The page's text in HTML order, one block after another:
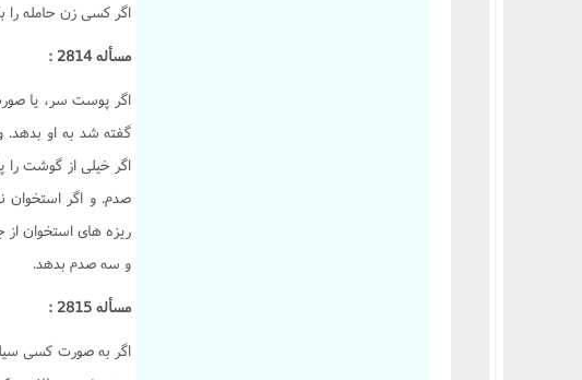
اگر کسى زن حامله را
مسأله 2814 :
گفته شد به او بدهد.
اگر خيلى از گوشت را
صدم. و اگر استخوان
ريزه هاى استخوان
و سه صدم بدهد.
مسأله 2815 :
اگر به صورت کسى